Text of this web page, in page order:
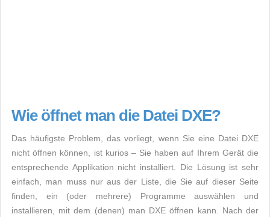
Wie öffnet man die Datei DXE?
Das häufigste Problem, das vorliegt, wenn Sie eine Datei DXE
nicht öffnen können, ist kurios – Sie haben auf Ihrem Gerät die
entsprechende Applikation nicht installiert. Die Lösung ist sehr
einfach, man muss nur aus der Liste, die Sie auf dieser Seite
finden, ein (oder mehrere) Programme auswählen und
installieren, mit dem (denen) man DXE öffnen kann. Nach der